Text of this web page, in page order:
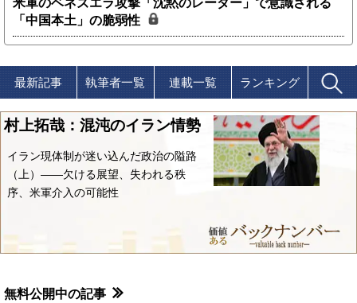
米軍のベネズエラ攻撃「沈黙のレーダー」で意識される
「中国本土」の脆弱性
最新記事 執筆者一覧 連載一覧 ランキング
村上拓哉：混沌のイラン情勢
イラン現体制が迷い込んだ政治の隘路
（上）――欠ける展望、失われる秩
序、米軍介入の可能性
無料公開中の記事